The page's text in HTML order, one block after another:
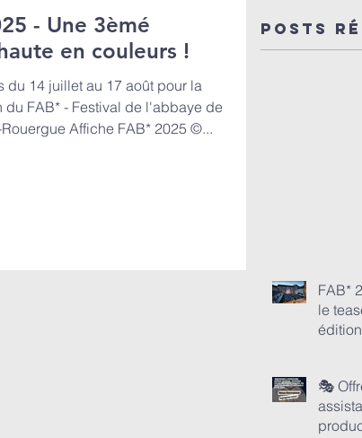
- Une 3èmé
en couleurs !
du 14 juillet au 17 août pour la
du FAB* - Festival de l'abbaye de
Affiche FAB* 2025 ©...
Posts
FAB*
le
🎭